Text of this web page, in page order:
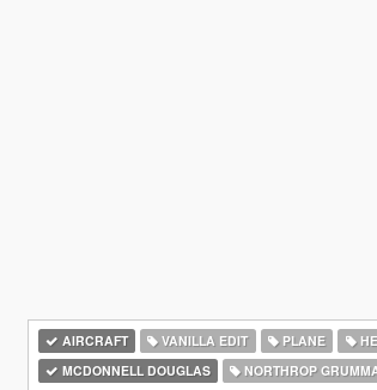
AIRCRAFT VANILLA EDIT PLANE
MCDONNELL DOUGLAS
NORTHROP